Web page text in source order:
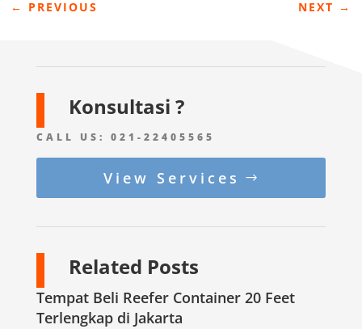
← PREVIOUS NEXT →
Konsultasi ?
CALL US: 021-22405565
View Services
Related Posts
Tempat Beli Reefer Container 20 Feet
Terlengkap di Jakarta